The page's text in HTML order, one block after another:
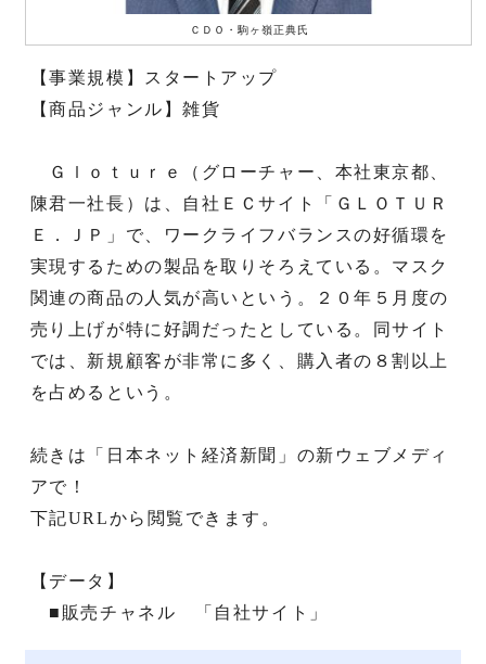
ＣＤＯ・駒ヶ嶺正典氏
【事業規模】スタートアップ
【商品ジャンル】雑貨
Ｇｌｏｔｕｒｅ（グローチャー、本社東京都、
陳君一社長）は、自社ＥＣサイト「ＧＬＯＴＵＲ
Ｅ．ＪＰ」で、ワークライフバランスの好循環を
実現するための製品を取りそろえている。マスク
関連の商品の人気が高いという。２０年５月度の
売り上げが特に好調だったとしている。同サイト
では、新規顧客が非常に多く、購入者の８割以上
を占めるという。
続きは「日本ネット経済新聞」の新ウェブメディ
アで！
下記URLから閲覧できます。
【データ】
■販売チャネル 「自社サイト」